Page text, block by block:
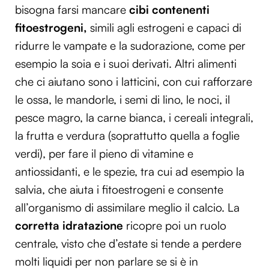
bisogna farsi mancare cibi contenenti
fitoestrogeni, simili agli estrogeni e capaci di
ridurre le vampate e la sudorazione, come per
esempio la soia e i suoi derivati. Altri alimenti
che ci aiutano sono i latticini, con cui rafforzare
le ossa, le mandorle, i semi di lino, le noci, il
pesce magro, la carne bianca, i cereali integrali,
la frutta e verdura (soprattutto quella a foglie
verdi), per fare il pieno di vitamine e
antiossidanti, e le spezie, tra cui ad esempio la
salvia, che aiuta i fitoestrogeni e consente
all’organismo di assimilare meglio il calcio. La
corretta idratazione ricopre poi un ruolo
centrale, visto che d’estate si tende a perdere
molti liquidi per non parlare se si è in